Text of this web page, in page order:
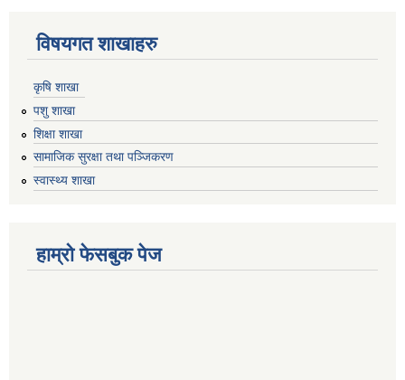
विषयगत शाखाहरु
कृषि शाखा
पशु शाखा
शिक्षा शाखा
सामाजिक सुरक्षा तथा पञ्जिकरण
स्वास्थ्य शाखा
हाम्रो फेसबुक पेज